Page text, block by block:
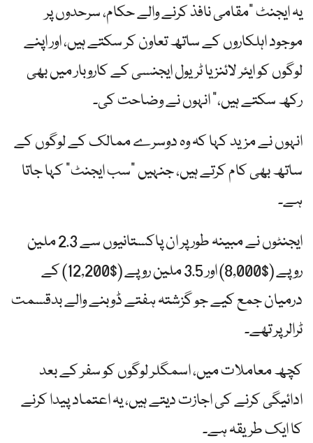
یہ ایجنٹ "مقامی نافذ کرنے والے حکام، سرحدوں پر
موجود اہلکاروں کے ساتھ تعاون کر سکتے ہیں، اور اپنے
لوگوں کو ایئر لائنز یا ٹریول ایجنسی کے کاروبار میں بھی
رکھ سکتے ہیں،” انہوں نے وضاحت کی۔
انہوں نے مزید کہا کہ وہ دوسرے ممالک کے لوگوں کے
ساتھ بھی کام کرتے ہیں، جنہیں "سب ایجنٹ” کہا جاتا
ہے۔
ایجنٹوں نے مبینہ طور پر ان پاکستانیوں سے 2.3 ملین
روپے ($8,000) اور 3.5 ملین روپے ($12,200) کے
درمیان جمع کیے جو گزشتہ ہفتے ڈوبنے والے بدقسمت
ٹرالر پر تھے۔
کچھ معاملات میں، اسمگلر لوگوں کو سفر کے بعد
ادائیگی کرنے کی اجازت دیتے ہیں، یہ اعتماد پیدا کرنے
کا ایک طریقہ ہے۔